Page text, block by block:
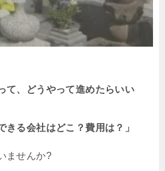
て、どうやって進めたらいい
きる会社はどこ？費用は？」
ませんか?